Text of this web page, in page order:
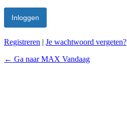
Registreren | Je wachtwoord vergeten?
← Ga naar MAX Vandaag